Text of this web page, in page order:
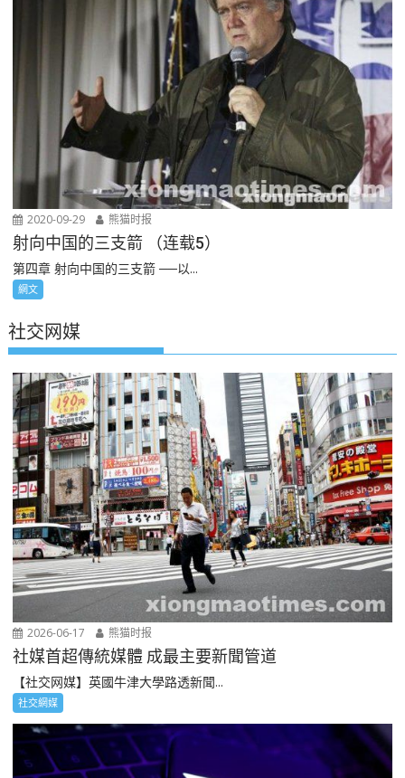
2020-09-29 熊猫时报
射向中国的三支箭 （连载5）
第四章 射向中国的三支箭 ──以...
網文
社交网媒
2026-06-17 熊猫时报
社媒首超傳統媒體 成最主要新聞管道
【社交网媒】英國牛津大學路透新聞...
社交網媒